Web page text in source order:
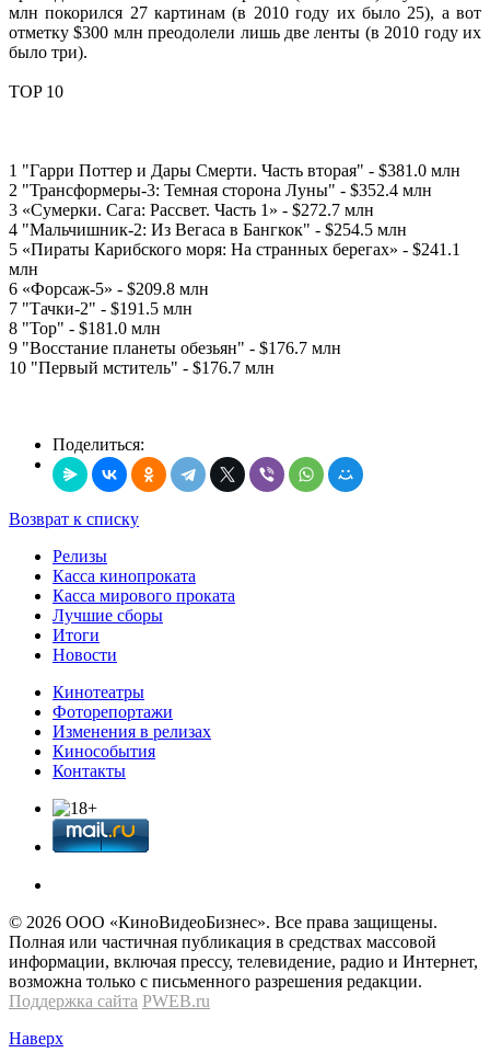
млн покорился 27 картинам (в 2010 году их было 25), а вот
отметку $300 млн преодолели лишь две ленты (в 2010 году их
было три).
TOP 10
1 "Гарри Поттер и Дары Смерти. Часть вторая" - $381.0 млн
2 "Трансформеры-3: Темная сторона Луны" - $352.4 млн
3 «Сумерки. Сага: Рассвет. Часть 1» - $272.7 млн
4 "Мальчишник-2: Из Вегаса в Бангкок" - $254.5 млн
5 «Пираты Карибского моря: На странных берегах» - $241.1
млн
6 «Форсаж-5» - $209.8 млн
7 "Тачки-2" - $191.5 млн
8 "Тор" - $181.0 млн
9 "Восстание планеты обезьян" - $176.7 млн
10 "Первый мститель" - $176.7 млн
Поделиться:
Возврат к списку
Релизы
Касса кинопроката
Касса мирового проката
Лучшие сборы
Итоги
Новости
Кинотеатры
Фоторепортажи
Изменения в релизах
Кинособытия
Контакты
© 2026 OOО «КиноВидеоБизнес». Все права защищены.
Полная или частичная публикация в средствах массовой
информации, включая прессу, телевидение, радио и Интернет,
возможна только с письменного разрешения редакции.
Поддержка сайта PWEB.ru
Наверх